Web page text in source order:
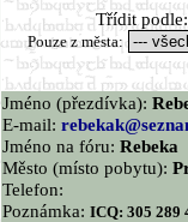
Třídit
Pouze z města:
Jméno (přezdívka):
E-mail:
Jméno na fóru: Rebeka
Město (místo pobytu):
Telefon:
Poznámka: ICQ: 305 289